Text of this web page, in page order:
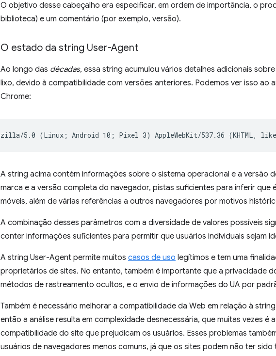
O objetivo desse cabeçalho era especificar, em ordem de importância, o
biblioteca) e um comentário (por exemplo, versão).
O estado da string User-Agent
Ao longo das décadas, essa string acumulou vários detalhes adicionais
lixo, devido à compatibilidade com versões anteriores. Podemos ver isso ao
Chrome:
A string acima contém informações sobre o sistema operacional e a versão
marca e a versão completa do navegador, pistas suficientes para inferir que
móveis, além de várias referências a outros navegadores por motivos
A combinação desses parâmetros com a diversidade de valores possíveis
conter informações suficientes para permitir que usuários individuais sejam
A string User-Agent permite muitos casos de uso legítimos e tem uma
proprietários de sites. No entanto, também é importante que a privacidade
métodos de rastreamento ocultos, e o envio de informações do UA por
Também é necessário melhorar a compatibilidade da Web em relação à
então a análise resulta em complexidade desnecessária, que muitas vezes é
compatibilidade do site que prejudicam os usuários. Esses problemas
usuários de navegadores menos comuns, já que os sites podem não ter